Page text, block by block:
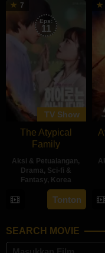
7
Eps:
11
TV Show
The Atypical
Family
Aksi & Petualangan,
Drama, Sci-fi &
Fantasy, Korea
May
Tonton
SEARCH MOVIE